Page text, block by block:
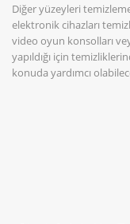
Diğer yüzeyleri
elektronik cihazları
video oyun konsolları
yapıldığı için
konuda yardımcı